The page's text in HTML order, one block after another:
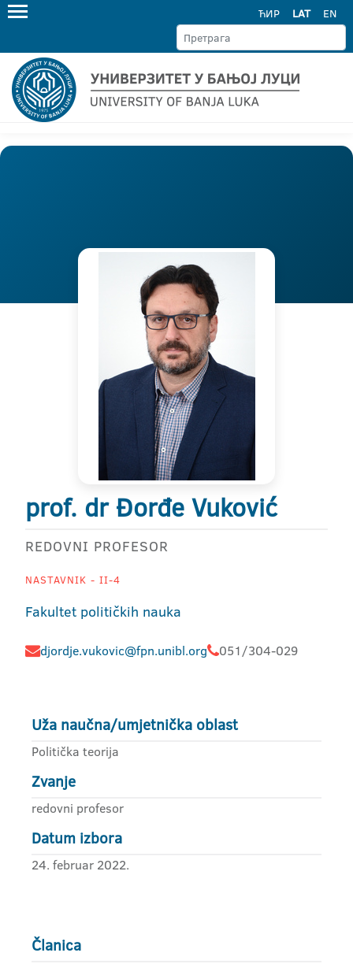
ЋИР LAT EN
prof. dr Đorđe Vuković
REDOVNI PROFESOR
NASTAVNIK - II-4
Fakultet političkih nauka
djordje.vukovic@fpn.unibl.org 051/304-029
Uža naučna/umjetnička oblast
Politička teorija
Zvanje
redovni profesor
Datum izbora
24. februar 2022.
Članica